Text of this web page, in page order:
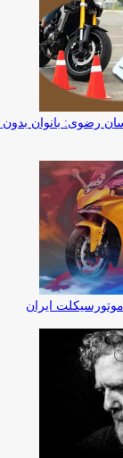
رضوی: بانوان بدون
ایران